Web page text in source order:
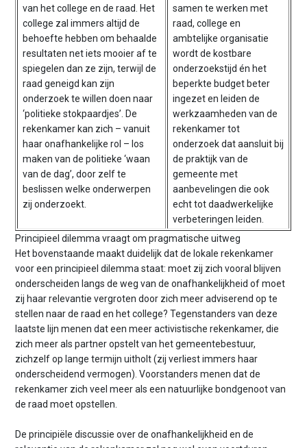
van het college en de raad. Het
college zal immers altijd de
behoefte hebben om behaalde
resultaten net iets mooier af te
spiegelen dan ze zijn, terwijl de
raad geneigd kan zijn
onderzoek te willen doen naar
‘politieke stokpaardjes’. De
rekenkamer kan zich – vanuit
haar onafhankelijke rol – los
maken van de politieke ‘waan
van de dag’, door zelf te
beslissen welke onderwerpen
zij onderzoekt.
samen te werken met
raad, college en
ambtelijke organisatie
wordt de kostbare
onderzoekstijd én het
beperkte budget beter
ingezet en leiden de
werkzaamheden van de
rekenkamer tot
onderzoek dat aansluit bij
de praktijk van de
gemeente met
aanbevelingen die ook
echt tot daadwerkelijke
verbeteringen leiden.
Principieel dilemma vraagt om pragmatische uitweg
Het bovenstaande maakt duidelijk dat de lokale rekenkamer
voor een principieel dilemma staat: moet zij zich vooral blijven
onderscheiden langs de weg van de onafhankelijkheid of moet
zij haar relevantie vergroten door zich meer adviserend op te
stellen naar de raad en het college? Tegenstanders van deze
laatste lijn menen dat een meer activistische rekenkamer, die
zich meer als partner opstelt van het gemeentebestuur,
zichzelf op lange termijn uitholt (zij verliest immers haar
onderscheidend vermogen). Voorstanders menen dat de
rekenkamer zich veel meer als een natuurlijke bondgenoot van
de raad moet opstellen.
De principiële discussie over de onafhankelijkheid en de